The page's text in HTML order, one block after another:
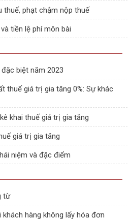
thuế, phạt chậm nộp thuế
tiền lệ phí môn bài
biệt năm 2023
thuế giá trị gia tăng 0%: Sự khác
khai thuế giá trị gia tăng
giá trị gia tăng
niệm và đặc điểm
từ
hàng không lấy hóa đơn